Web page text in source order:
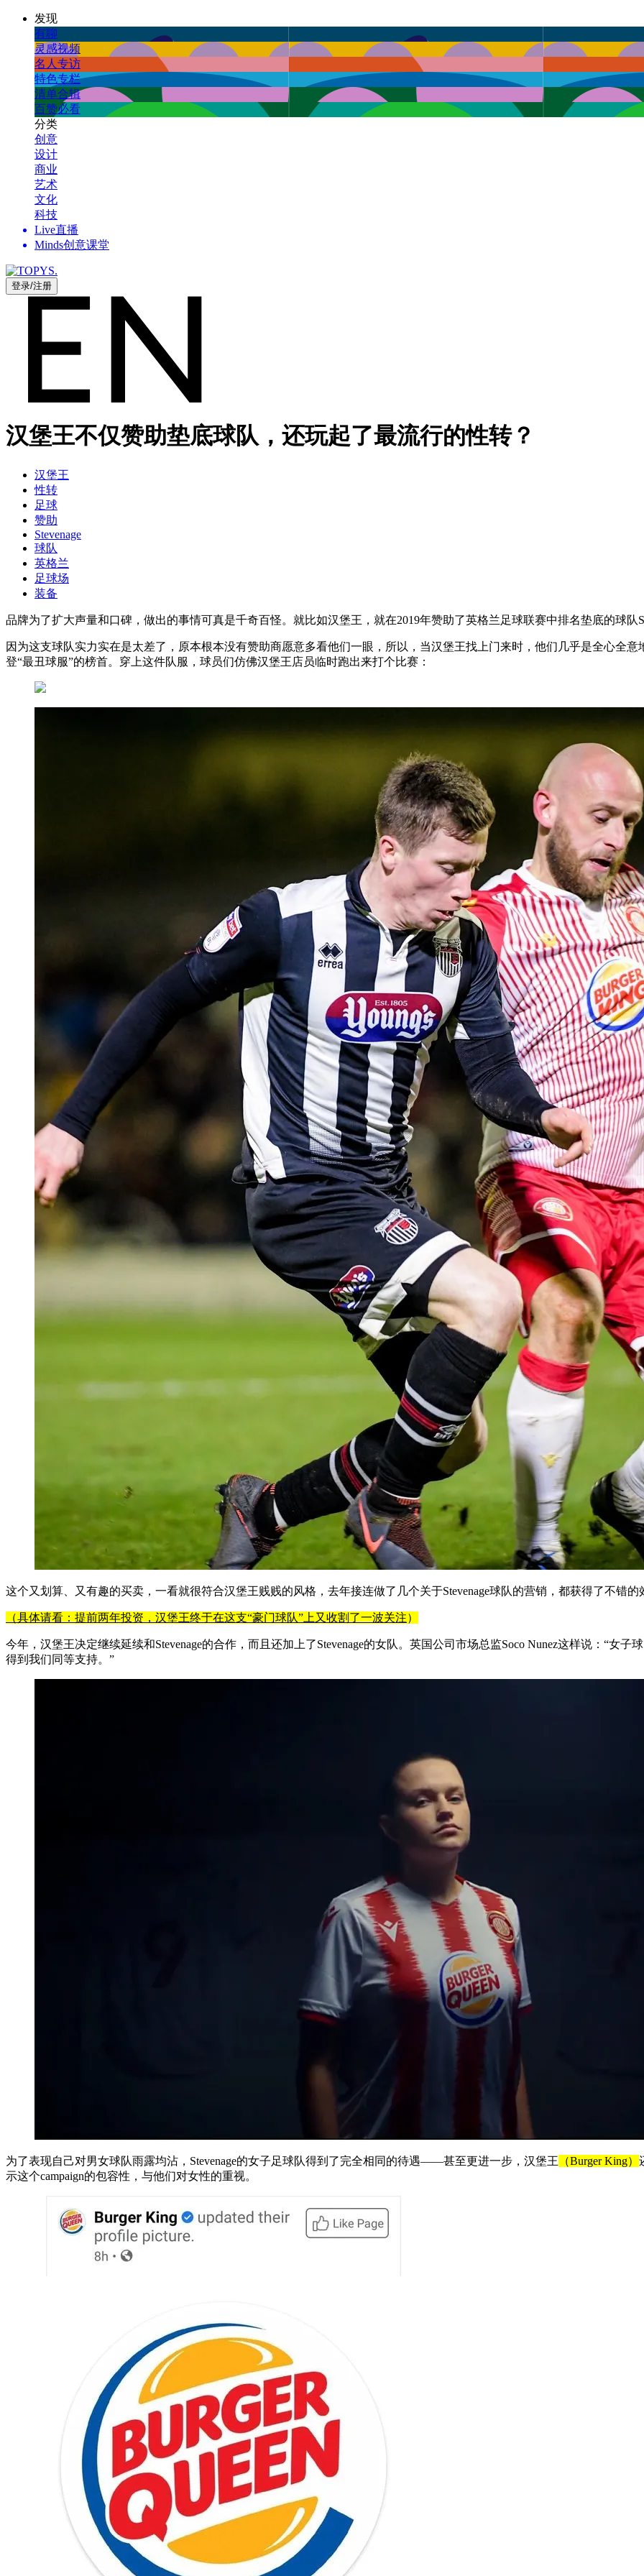
发现
有聊
灵感视频
名人专访
特色专栏
清单合辑
百赞必看
分类
创意
设计
商业
艺术
文化
科技
Live直播
Minds创意课堂
登录/注册
汉堡王不仅赞助垫底球队，还玩起了最流行的性转？
汉堡王
性转
足球
赞助
Stevenage
球队
英格兰
足球场
装备
品牌为了扩大声量和口碑，做出的事情可真是千奇百怪。就比如汉堡王，就在2019年赞助了英格兰足球联赛中排名垫底的球队
因为这支球队实力实在是太差了，原本根本没有赞助商愿意多看他们一眼，所以，当汉堡王找上门来时，他们几乎是全心全
登“最丑球服”的榜首。穿上这件队服，球员们仿佛汉堡王店员临时跑出来打个比赛：
这个又划算、又有趣的买卖，一看就很符合汉堡王贱贱的风格，去年接连做了几个关于Stevenage球队的营销，都获得了不错的
（具体请看：提前两年投资，汉堡王终于在这支“豪门球队”上又收割了一波关注）
今年，汉堡王决定继续延续和Stevenage的合作，而且还加上了Stevenage的女队。英国公司市场总监Soco Nunez这样说：“女
得到我们同等支持。”
为了表现自己对男女球队雨露均沾，Stevenage的女子足球队得到了完全相同的待遇——甚至更进一步，汉堡王 （Burger King）
示这个campaign的包容性，与他们对女性的重视。